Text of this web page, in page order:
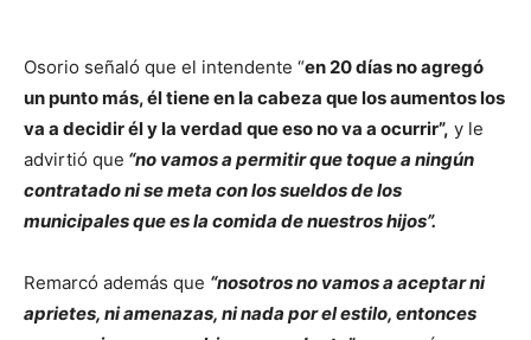
Osorio señaló que el intendente “en 20 días no agregó
un punto más, él tiene en la cabeza que los aumentos los
va a decidir él y la verdad que eso no va a ocurrir”, y le
advirtió que “no vamos a permitir que toque a ningún
contratado ni se meta con los sueldos de los
municipales que es la comida de nuestros hijos”.
Remarcó además que “nosotros no vamos a aceptar ni
aprietes, ni amenazas, ni nada por el estilo, entonces